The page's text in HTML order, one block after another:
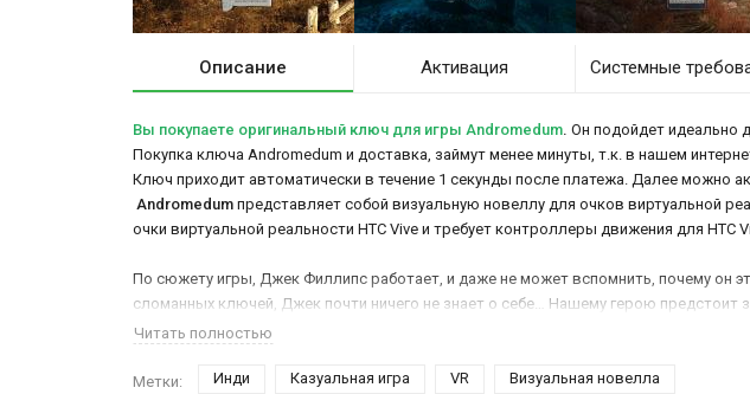
Описание Активация Системные
Вы покупаете оригинальный ключ для игры Andromedum. Он подойдет идеально
Покупка ключа Andromedum и доставка, займут менее минуты, т.к. в нашем
Ключ приходит автоматически в течение 1 секунды после платежа. Далее можно
Andromedum представляет собой визуальную новеллу для очков виртуальной
очки виртуальной реальности HTC Vive и требует контроллеры движения для HTC
По сюжету игры, Джек Филлипс работает, и даже не может вспомнить, почему он
сломанных ключей, Джек почти ничего не знает о себе… Нашему герою
Читать полностью
Метки: Инди Казуальная игра VR Визуальная новелла